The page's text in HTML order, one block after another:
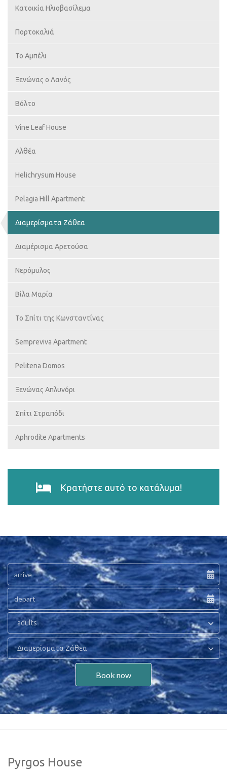
Κατοικία Ηλιοβασίλεμα
Πορτοκαλιά
Το Αμπέλι
Ξενώνας ο Λανός
Βόλτο
Vine Leaf House
Αλθέα
Helichrysum House
Pelagia Hill Apartment
Διαμερίσματα Ζάθεα
Διαμέρισμα Αρετούσα
Νερόμυλος
Βίλα Μαρία
Το Σπίτι της Κωνσταντίνας
Sempreviva Apartment
Pelitena Domos
Ξενώνας Απλυνόρι
Σπίτι Στραπόδι
Aphrodite Apartments
Κρατήστε αυτό το κατάλυμα!
adults
Διαμερίσματα Ζάθεα
Book now
Pyrgos House